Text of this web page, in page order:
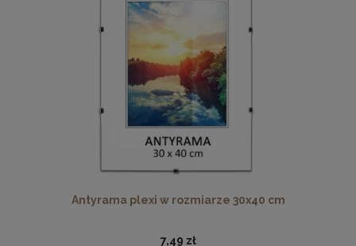
Drewniana, frezowana ramka na zdjęcia, plakaty, obrazy w
rozmiarze 21 x 30 cm w kolorze białym
19,99 zł
DO KOSZYKA
Najniższa cena:
DO KOSZYKA
Antyrama plexi w rozmiarze 30x40 cm
7,49 zł